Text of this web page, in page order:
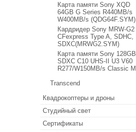
Карта памяти Sony XQD
64GB G Series R440MB/s
W400MB/s (QDG64F.SYM)
Кардридер Sony MRW-G2
CFexpress Type A, SDHC,
SDXC(MRWG2.SYM)
Карта памяти Sony 128GB
SDXC C10 UHS-II U3 V60
R277/W150MB/s Classic M
Transcend
Квадрокоптеры и дроны
Студийный свет
Сертификаты